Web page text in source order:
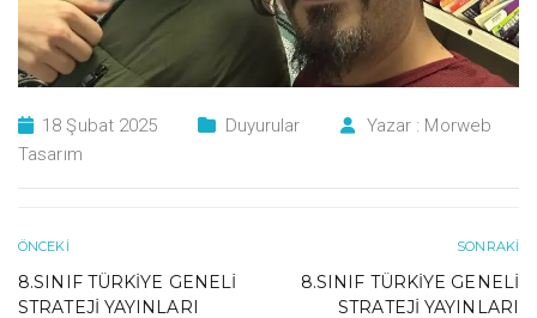
18 Şubat 2025 Duyurular Yazar : Morweb
Tasarım
ÖNCEKI
8.SINIF TÜRKIYE GENELI
STRATEJI YAYINLARI
SONRAKI
8.SINIF TÜRKIYE GENELI
STRATEJI YAYINLARI